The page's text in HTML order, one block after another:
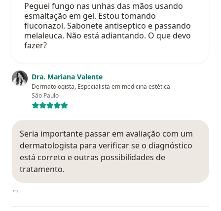
Peguei fungo nas unhas das mãos usando
esmaltação em gel. Estou tomando
fluconazol. Sabonete antiseptico e passando
melaleuca. Não está adiantando. O que devo
fazer?
Dra. Mariana Valente
Dermatologista, Especialista em medicina estética
São Paulo
Seria importante passar em avaliação com um
dermatologista para verificar se o diagnóstico
está correto e outras possibilidades de
tratamento.